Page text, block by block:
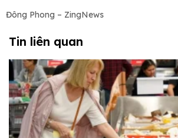
Đông Phong – ZingNews
Tin liên quan